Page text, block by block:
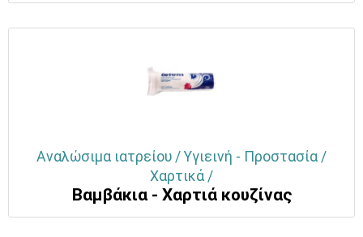
Αναλώσιμα ιατρείου / Υγιεινή - Προστασία /
Χαρτικά /
Βαμβάκια - Χαρτιά κουζίνας